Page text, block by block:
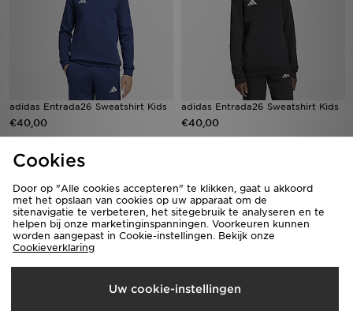
adidas Entrada26 Sweatshirt Kids
€40,00
adidas Entrada26 Sweatshirt Kids
€40,00
adidas Terrex Multi Climawarm
adidas Terrex Multi Climawarm
Cookies
Door op "Alle cookies accepteren" te klikken, gaat u akkoord
met het opslaan van cookies op uw apparaat om de
sitenavigatie te verbeteren, het sitegebruik te analyseren en te
helpen bij onze marketinginspanningen. Voorkeuren kunnen
worden aangepast in Cookie-instellingen. Bekijk onze
Cookieverklaring
Uw cookie-instellingen